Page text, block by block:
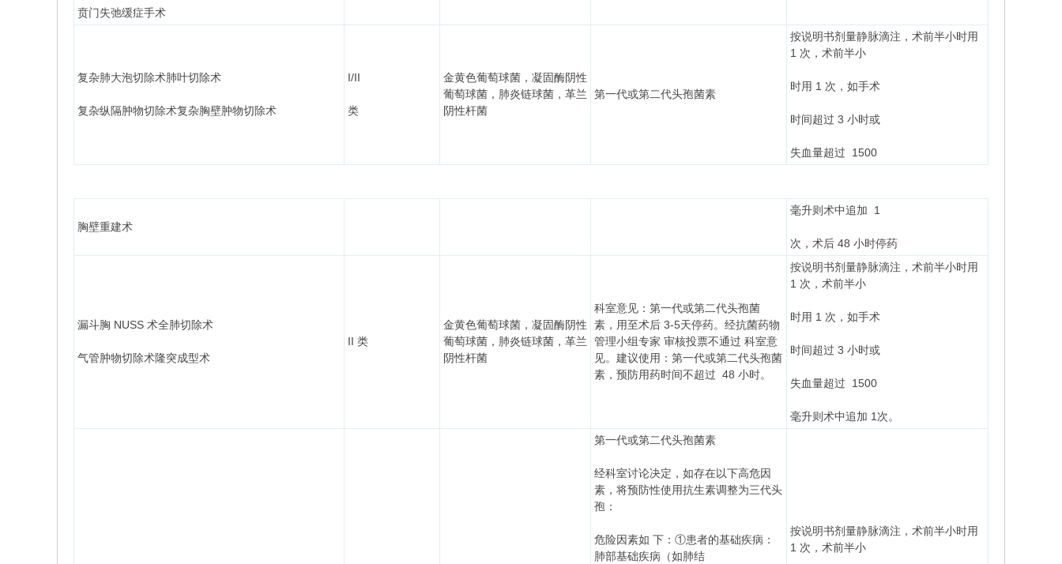
贲门失弛缓症手术
复杂肺大泡切除术肺叶切除术
复杂纵隔肿物切除术复杂胸壁肿物切除术
I/II
类
金黄色葡萄球菌，凝固酶阴性
葡萄球菌，肺炎链球菌，革兰
阴性杆菌
第一代或第二代头孢菌素
按说明书剂量静脉滴注，术前半小时用
1 次，术前半小
时用 1 次，如手术
时间超过 3 小时或
失血量超过 1500
胸壁重建术
毫升则术中追加 1
次，术后 48 小时停药
漏斗胸 NUSS 术全肺切除术
气管肿物切除术隆突成型术
II 类
金黄色葡萄球菌，凝固酶阴性
葡萄球菌，肺炎链球菌，革兰
阴性杆菌
科室意见：第一代或第二代头孢菌
素，用至术后 3-5天停药。经抗菌药物
管理小组专家 审核投票不通过 科室意
见。建议使用：第一代或第二代头孢菌
素，预防用药时间不超过 48 小时。
按说明书剂量静脉滴注，术前半小时用
1 次，术前半小
时用 1 次，如手术
时间超过 3 小时或
失血量超过 1500
毫升则术中追加 1次。
第一代或第二代头孢菌素
经科室讨论决定，如存在以下高危因
素，将预防性使用抗生素调整为三代头
孢：
危险因素如 下：①患者的基础疾病：
肺部基础疾病（如肺结
按说明书剂量静脉滴注，术前半小时用
1 次，术前半小